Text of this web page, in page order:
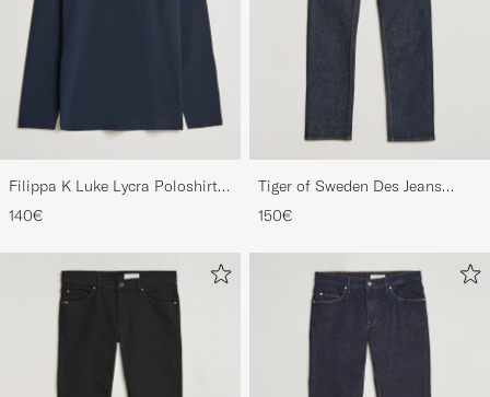
Filippa K Luke Lycra Poloshirt
Navy
140€
Tiger of Sweden Des Jeans
Ripen Blue
150€